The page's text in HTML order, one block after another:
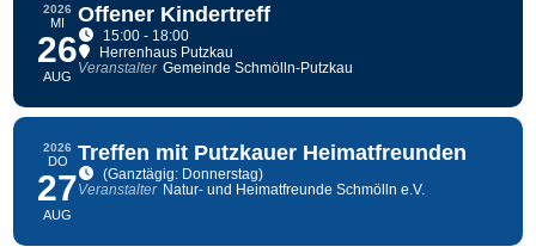
2026
MI
26
AUG
Offener Kindertreff
15:00 - 18:00
Herrenhaus Putzkau
Veranstalter Gemeinde Schmölln-Putzkau
2026
DO
27
AUG
Treffen mit Putzkauer Heimatfreunden
(Ganztägig: Donnerstag)
Veranstalter Natur- und Heimatfreunde Schmölln e.V.